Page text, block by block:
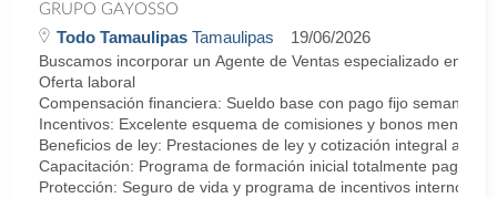
GRUPO GAYOSSO
Todo Tamaulipas Tamaulipas 19/06/2026
Buscamos incorporar un Agente de Ventas especializado en
Oferta laboral
Compensación financiera: Sueldo base con pago fijo semanal.
Incentivos: Excelente esquema de comisiones y bonos
Beneficios de ley: Prestaciones de ley y cotización integral ante
Capacitación: Programa de formación inicial totalmente pagado.
Protección: Seguro de vida y programa de incentivos internos.